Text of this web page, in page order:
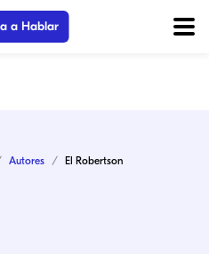
a Hablar
Autores El Robertson